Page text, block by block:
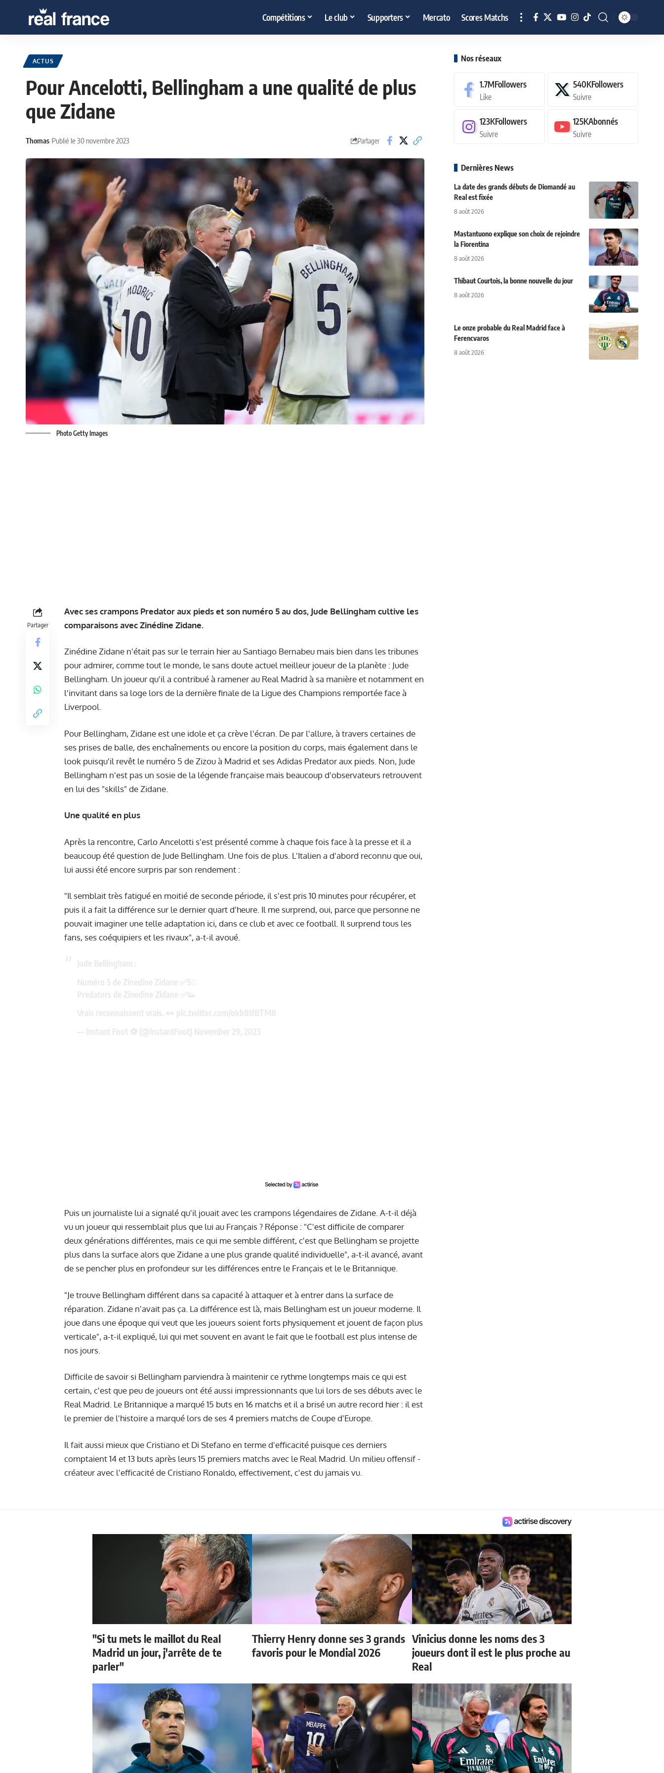
Compétitions Le club Supporters Mercato Scores Matchs
ACTUS
Pour Ancelotti, Bellingham a une qualité de plus
que Zidane
Thomas Publié le 30 novembre 2023 Partager
Photo Getty Images
Partager
Avec ses crampons Predator aux pieds et son numéro 5 au dos, Jude Bellingham cultive les
comparaisons avec Zinédine Zidane.
Zinédine Zidane n'était pas sur le terrain hier au Santiago Bernabeu mais bien dans les tribunes
pour admirer, comme tout le monde, le sans doute actuel meilleur joueur de la planète : Jude
Bellingham. Un joueur qu'il a contribué à ramener au Real Madrid à sa manière et notamment en
l'invitant dans sa loge lors de la dernière finale de la Ligue des Champions remportée face à
Liverpool.
Pour Bellingham, Zidane est une idole et ça crève l'écran. De par l'allure, à travers certaines de
ses prises de balle, des enchaînements ou encore la position du corps, mais également dans le
look puisqu'il revêt le numéro 5 de Zizou à Madrid et ses Adidas Predator aux pieds. Non, Jude
Bellingham n'est pas un sosie de la légende française mais beaucoup d'observateurs retrouvent
en lui des "skills" de Zidane.
Une qualité en plus
Après la rencontre, Carlo Ancelotti s'est présenté comme à chaque fois face à la presse et il a
beaucoup été question de Jude Bellingham. Une fois de plus. L'Italien a d'abord reconnu que oui,
lui aussi été encore surpris par son rendement :
"Il semblait très fatigué en moitié de seconde période, il s'est pris 10 minutes pour récupérer, et
puis il a fait la différence sur le dernier quart d'heure. Il me surprend, oui, parce que personne ne
pouvait imaginer une telle adaptation ici, dans ce club et avec ce football. Il surprend tous les
fans, ses coéquipiers et les rivaux", a-t-il avoué.
Puis un journaliste lui a signalé qu'il jouait avec les crampons légendaires de Zidane. A-t-il déjà
vu un joueur qui ressemblait plus que lui au Français ? Réponse : "C'est difficile de comparer
deux générations différentes, mais ce qui me semble différent, c'est que Bellingham se projette
plus dans la surface alors que Zidane a une plus grande qualité individuelle", a-t-il avancé, avant
de se pencher plus en profondeur sur les différences entre le Français et le le Britannique.
"Je trouve Bellingham différent dans sa capacité à attaquer et à entrer dans la surface de
réparation. Zidane n'avait pas ça. La différence est là, mais Bellingham est un joueur moderne. Il
joue dans une époque qui veut que les joueurs soient forts physiquement et jouent de façon plus
verticale", a-t-il expliqué, lui qui met souvent en avant le fait que le football est plus intense de
nos jours.
Difficile de savoir si Bellingham parviendra à maintenir ce rythme longtemps mais ce qui est
certain, c'est que peu de joueurs ont été aussi impressionnants que lui lors de ses débuts avec le
Real Madrid. Le Britannique a marqué 15 buts en 16 matchs et il a brisé un autre record hier : il est
le premier de l'histoire a marqué lors de ses 4 premiers matchs de Coupe d'Europe.
Il fait aussi mieux que Cristiano et Di Stefano en terme d'efficacité puisque ces derniers
comptaient 14 et 13 buts après leurs 15 premiers matchs avec le Real Madrid. Un milieu offensif -
créateur avec l'efficacité de Cristiano Ronaldo, effectivement, c'est du jamais vu.
Nos réseaux
1.7MFollowers
Like
540KFollowers
Suivre
123KFollowers
Suivre
125KAbonnés
Suivre
Dernières News
La date des grands débuts de Diomandé au
Real est fixée
8 août 2026
Mastantuono explique son choix de rejoindre
la Fiorentina
8 août 2026
Thibaut Courtois, la bonne nouvelle du jour
8 août 2026
Le onze probable du Real Madrid face à
Ferencvaros
8 août 2026
"Si tu mets le maillot du Real
Madrid un jour, j'arrête de te
parler"
Thierry Henry donne ses 3 grands
favoris pour le Mondial 2026
Vinicius donne les noms des 3
joueurs dont il est le plus proche au
Real